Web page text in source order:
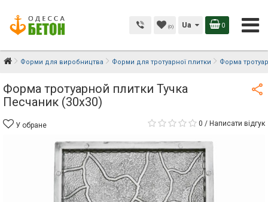
(0) Ua 0
Форми для виробництва Форми для тротуарної плитки Форма
Форма тротуарной плитки Тучка
Песчаник (30х30)
У обране 0 / Написати відгук